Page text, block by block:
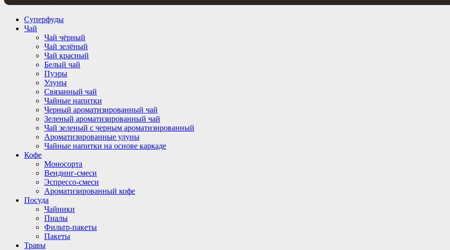
Суперфуды
Чай
Чай чёрный
Чай зелёный
Чай красный
Белый чай
Пуэры
Улуны
Связанный чай
Чайные напитки
Черный ароматизированный чай
Зеленый ароматизированный чай
Чай зеленый с черным ароматизированный
Ароматизированные улуны
Чайные напитки на основе каркаде
Кофе
Моносорта
Вендинг-смеси
Эспрессо-смеси
Ароматизированный кофе
Посуда
Чайники
Пиалы
Фильтр-пакеты
Пакеты
Травы